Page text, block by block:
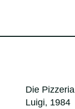
Die Pizzeria
Luigi, 1984